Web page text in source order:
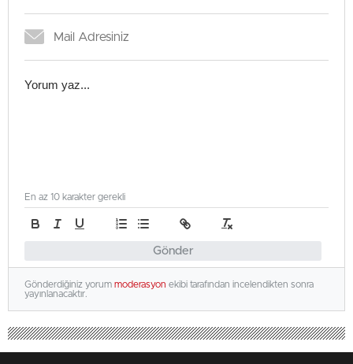
Gönder
En az 10 karakter gerekli
Gönderdiğiniz yorum moderasyon ekibi tarafından incelendikten sonra
yayınlanacaktır.